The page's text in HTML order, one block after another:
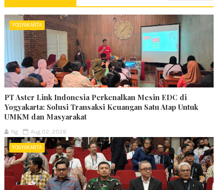
YOGYAKARTA
PT Aster Link Indonesia Perkenalkan Mesin EDC di
Yogyakarta: Solusi Transaksi Keuangan Satu Atap Untuk
UMKM dan Masyarakat
Ng Aug 02, 2026
YOGYAKARTA